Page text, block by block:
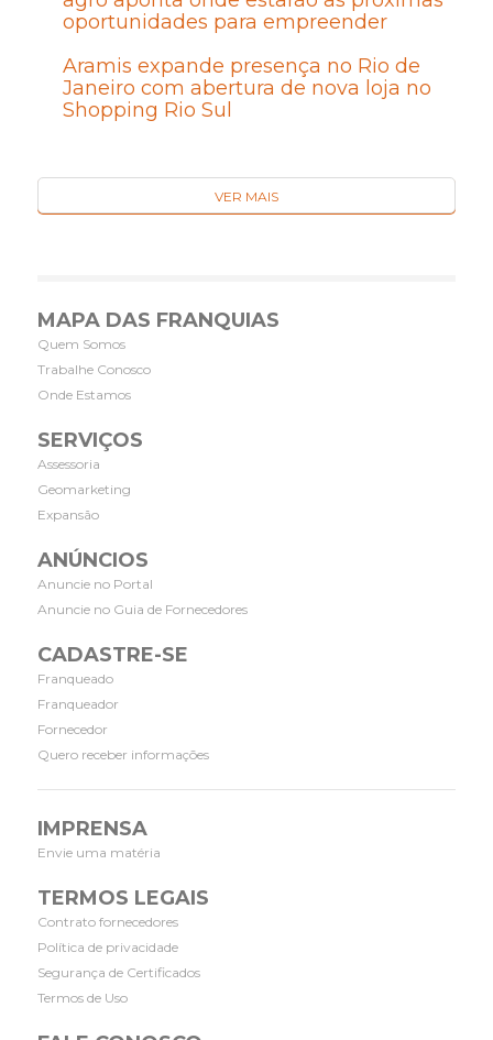
oportunidades para empreender
Aramis expande presença no Rio de
Janeiro com abertura de nova loja no
Shopping Rio Sul
VER MAIS
MAPA DAS FRANQUIAS
Quem Somos
Trabalhe Conosco
Onde Estamos
SERVIÇOS
Assessoria
Geomarketing
Expansão
ANÚNCIOS
Anuncie no Portal
Anuncie no Guia de Fornecedores
CADASTRE-SE
Franqueado
Franqueador
Fornecedor
Quero receber informações
IMPRENSA
Envie uma matéria
TERMOS LEGAIS
Contrato fornecedores
Política de privacidade
Segurança de Certificados
Termos de Uso